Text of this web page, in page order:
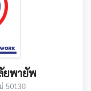
ย​พายัพ​
50130